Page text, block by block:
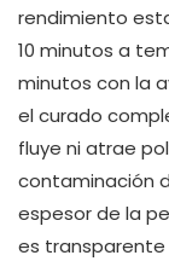
rendimiento
10 minutos a
minutos con la
el curado
fluye ni atrae
contaminación
espesor de la
es transparente